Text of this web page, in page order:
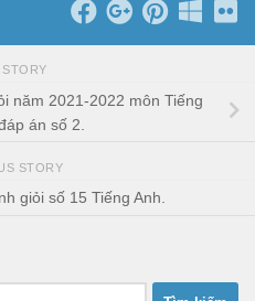
STORY
năm 2021-2022 môn Tiếng
án số 2.
STORY
giỏi số 15 Tiếng Anh.